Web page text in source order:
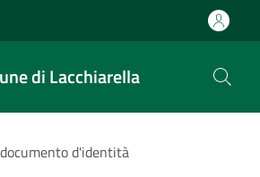
di Lacchiarella
d'identità